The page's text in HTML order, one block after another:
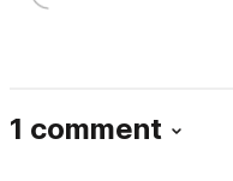
1 comment